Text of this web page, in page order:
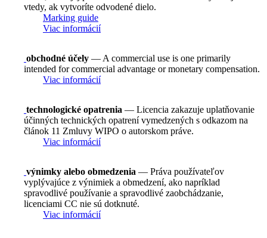
vtedy, ak vytvoríte odvodené dielo.
Marking guide
Viac informácií
obchodné účely — A commercial use is one primarily
intended for commercial advantage or monetary compensation.
Viac informácií
technologické opatrenia — Licencia zakazuje uplatňovanie
účinných technických opatrení vymedzených s odkazom na
článok 11 Zmluvy WIPO o autorskom práve.
Viac informácií
výnimky alebo obmedzenia — Práva používateľov
vyplývajúce z výnimiek a obmedzení, ako napríklad
spravodlivé používanie a spravodlivé zaobchádzanie,
licenciami CC nie sú dotknuté.
Viac informácií